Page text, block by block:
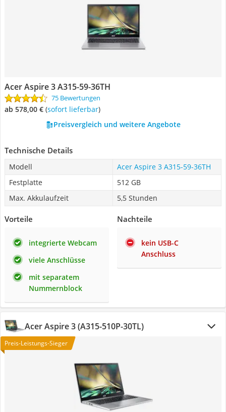
Acer Aspire 3 A315-59-36TH
75 Bewertungen
ab 578,00 € ( Sofort lieferbar)
Preisvergleich und weitere Angebote
Technische Details
Modell
Acer Aspire 3 A315-59-36TH
Festplatte
512 GB
Max. Akkulaufzeit
5,5 Stunden
Vorteile
integrierte Webcam
viele Anschlüsse
mit separatem
Nummernblock
Nachteile
kein USB-C
Anschluss
Acer Aspire 3 (A315-510P-30TL)
Preis-Leistungs-Sieger